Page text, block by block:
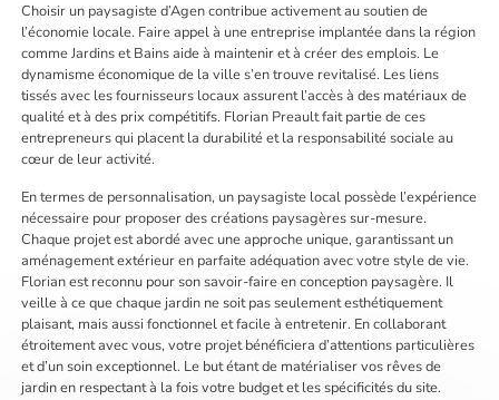
Choisir un paysagiste d’Agen contribue activement au soutien de
l’économie locale. Faire appel à une entreprise implantée dans la région
comme Jardins et Bains aide à maintenir et à créer des emplois. Le
dynamisme économique de la ville s’en trouve revitalisé. Les liens
tissés avec les fournisseurs locaux assurent l’accès à des matériaux de
qualité et à des prix compétitifs. Florian Preault fait partie de ces
entrepreneurs qui placent la durabilité et la responsabilité sociale au
cœur de leur activité.
En termes de personnalisation, un paysagiste local possède l’expérience
nécessaire pour proposer des créations paysagères sur-mesure.
Chaque projet est abordé avec une approche unique, garantissant un
aménagement extérieur en parfaite adéquation avec votre style de vie.
Florian est reconnu pour son savoir-faire en conception paysagère. Il
veille à ce que chaque jardin ne soit pas seulement esthétiquement
plaisant, mais aussi fonctionnel et facile à entretenir. En collaborant
étroitement avec vous, votre projet bénéficiera d’attentions particulières
et d’un soin exceptionnel. Le but étant de matérialiser vos rêves de
jardin en respectant à la fois votre budget et les spécificités du site.